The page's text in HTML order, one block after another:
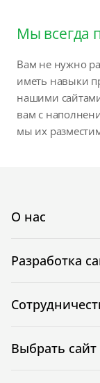
Мы всегда
Вам не нужно
иметь навыки
нашими
вам с
мы их
О нас
Разработка
Выбрать сайт